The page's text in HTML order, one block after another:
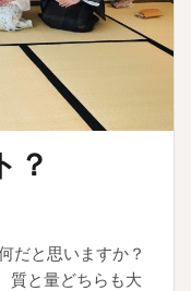
？
だと思いますか？
と量どちらも大